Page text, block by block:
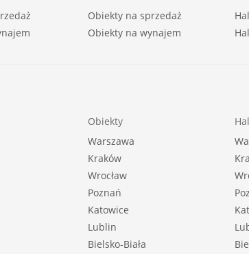
Obiekty na sprzedaż
Obiekty na wynajem
Obiekty
Warszawa
Kraków
Wrocław
Poznań
Katowice
Lublin
Bielsko-Biała